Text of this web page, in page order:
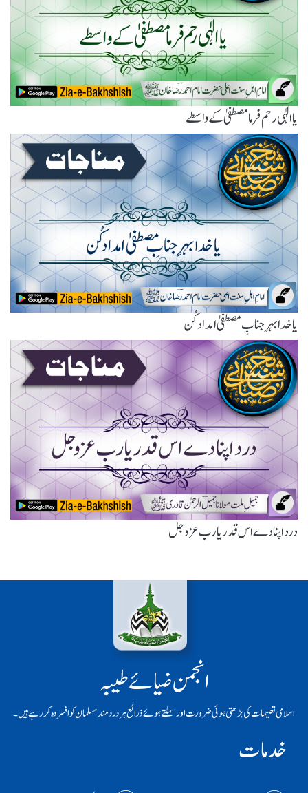
یاالٰہی رحم فرما مصطفیٰ کے واسطے
یا خدا بہرِ جنابِ مصطفیٰ امداد کُن
درد اپنا دے اس قدر یارب عزوجل
انجمن ضیائے طیبہ
اسلامی تعلیمات کی بڑھتی ہوئی ضرورت اور سمٹتے ہوئے ذرائع ہر دردمند مسلمان کو افسردہ کر رہے ہیں۔
خدمات